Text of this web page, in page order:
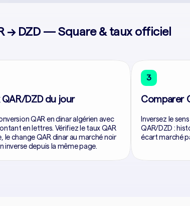
→ DZD — Square & taux officiel
QAR/DZD du jour
QAR en dinar algérien avec
en lettres. Vérifiez le taux QAR
le change QAR dinar au marché noir
inverse depuis la même page.
3
Comparer
Inversez le
QAR/DZD :
écart marché